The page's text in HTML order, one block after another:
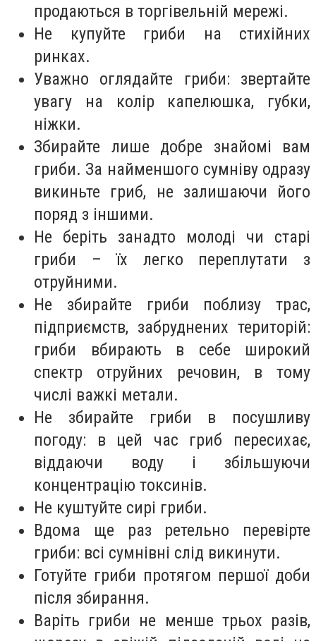
продаються в торгівельній мережі.
Не купуйте гриби на стихійних
ринках.
Уважно оглядайте гриби: звертайте
увагу на колір капелюшка, губки,
ніжки.
Збирайте лише добре знайомі вам
гриби. За найменшого сумніву одразу
викиньте гриб, не залишаючи його
поряд з іншими.
Не беріть занадто молоді чи старі
гриби – їх легко переплутати з
отруйними.
Не збирайте гриби поблизу трас,
підприємств, забруднених територій:
гриби вбирають в себе широкий
спектр отруйних речовин, в тому
числі важкі метали.
Не збирайте гриби в посушливу
погоду: в цей час гриб пересихає,
віддаючи воду і збільшуючи
концентрацію токсинів.
Не куштуйте сирі гриби.
Вдома ще раз ретельно перевірте
гриби: всі сумнівні слід викинути.
Готуйте гриби протягом першої доби
після збирання.
Варіть гриби не менше трьох разів,